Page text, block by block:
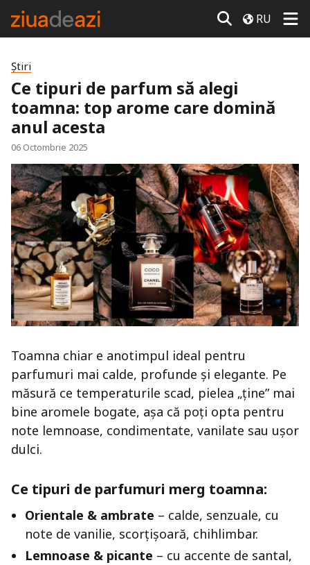
RU
Știri
Ce tipuri de parfum să alegi
toamna: top arome care domină
anul acesta
06 Octombrie 2025
Toamna chiar e anotimpul ideal pentru
parfumuri mai calde, profunde și elegante. Pe
măsură ce temperaturile scad, pielea „ține” mai
bine aromele bogate, așa că poți opta pentru
note lemnoase, condimentate, vanilate sau ușor
dulci.
Ce tipuri de parfumuri merg toamna:
Orientale & ambrate – calde, senzuale, cu
note de vanilie, scorțișoară, chihlimbar.
Lemnoase & picante – cu accente de santal,